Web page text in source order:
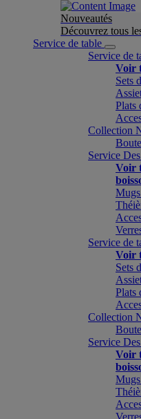
Nouveautés
Découvrez tous
Service de table
Service de
Voir
Sets
Plats
Collection
Service
Voir
Mugs
Service de
Voir
Sets
Plats
Collection
Service
Voir
Mugs